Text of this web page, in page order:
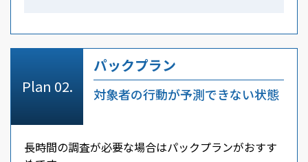
パックプラン
対象者の行動が予測できない状態
長時間の調査が必要な場合はパックプランがおすす